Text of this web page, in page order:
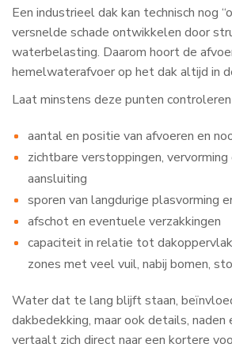
Een industrieel dak kan technisch nog
versnelde schade ontwikkelen door
waterbelasting. Daarom hoort de
hemelwaterafvoer op het dak altijd in
Laat minstens deze punten
aantal en positie van afvoeren en
zichtbare verstoppingen,
aansluiting
sporen van langdurige plasvorming
afschot en eventuele verzakkingen
capaciteit in relatie tot
zones met veel vuil, nabij bomen,
Water dat te lang blijft staan,
dakbedekking, maar ook details,
vertaalt zich direct naar een kortere